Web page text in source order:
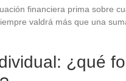
financiera prima sobre
valdrá más que una
¿qué